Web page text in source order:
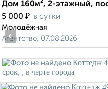
Дом 160м², 2-этажный,
5 000 ₽ в сутки
Молодёжная
Агентство, 07.08.2026
‹